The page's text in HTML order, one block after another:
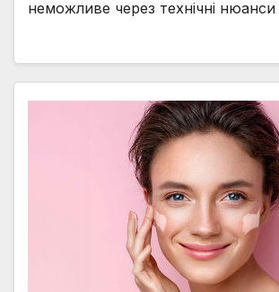
неможливе через технічні